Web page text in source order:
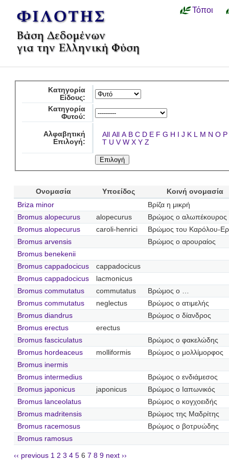
Τόποι
Κατηγορία
Είδους:
Κατηγορία
Φυτού:
Αλφαβητική
Επιλογή:
All All A B C D E F G H I J K L M N O P
T U V W X Y Z
Ονομασία Υποείδος
Κοινή ονομασία
Briza minor
Βρίζα η μικρή
Bromus alopecurus
alopecurus
Βρώμος ο αλωπέκουρος
Bromus alopecurus
caroli-henrici
Βρώμος του Καρόλου-
Bromus arvensis
Βρώμος ο αρουραίος
Bromus benekenii
Bromus cappadocicus
cappadocicus
Bromus cappadocicus
lacmonicus
Bromus commutatus
commutatus
Βρώμος ο …
Bromus commutatus
neglectus
Βρώμος ο ατιμελής
Bromus diandrus
Βρώμος ο δίανδρος
Bromus erectus
erectus
Bromus fasciculatus
Βρώμος ο φακελώδης
Bromus hordeaceus
molliformis
Βρώμος ο μολλίμορφος
Bromus inermis
Bromus intermedius
Βρώμος ο ενδιάμεσος
Bromus japonicus
japonicus
Βρώμος ο Ιαπωνικός
Bromus lanceolatus
Βρώμος ο κογχοειδής
Bromus madritensis
Βρώμος της Μαδρίτης
Bromus racemosus
Βρώμος ο βοτρυώδης
Bromus ramosus
‹‹ previous 1 2 3 4 5 6 7 8 9 next ››